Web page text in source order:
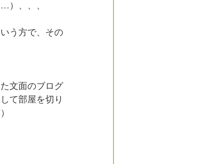
）、、、
う方で、その
文面のブログ
て部屋を切り